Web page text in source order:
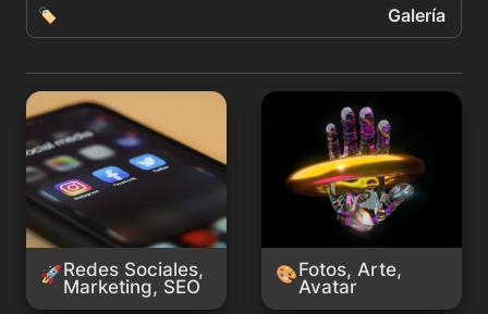
🏷️ Galería
Galería
Lista
Redes Sociales, Marketing,
SEO
🚀Redes Sociales,
Marketing, SEO
Fotos, Arte, Avatar
🎨Fotos, Arte,
Avatar